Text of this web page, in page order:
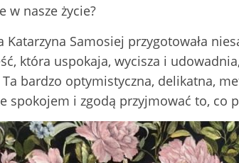
w nasze życie?
Katarzyna Samosiej przygotowała
która uspokaja, wycisza i
Ta bardzo optymistyczna, delikatna,
spokojem i zgodą przyjmować to, co